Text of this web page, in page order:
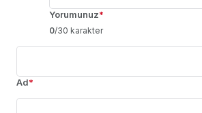
Yorumunuz*
0/30 karakter
Ad*